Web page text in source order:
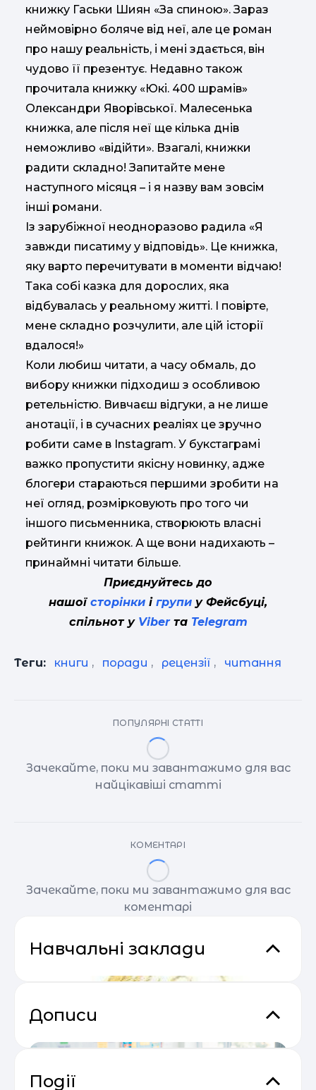
книжку Гаськи Шиян «За спиною». Зараз
неймовірно боляче від неї, але це роман
про нашу реальність, і мені здається, він
чудово її презентує. Недавно також
прочитала книжку «Юкі. 400 шрамів»
Олександри Яворівської. Малесенька
книжка, але після неї ще кілька днів
неможливо «відійти». Взагалі, книжки
радити складно! Запитайте мене
наступного місяця – і я назву вам зовсім
інші романи.
Із зарубіжної неодноразово радила «Я
завжди писатиму у відповідь». Це книжка,
яку варто перечитувати в моменти відчаю!
Така собі казка для дорослих, яка
відбувалась у реальному житті. І повірте,
мене складно розчулити, але цій історії
вдалося!»
Коли любиш читати, а часу обмаль, до
вибору книжки підходиш з особливою
ретельністю. Вивчаєш відгуки, а не лише
анотації, і в сучасних реаліях це зручно
робити саме в Instagram. У букстаграмі
важко пропустити якісну новинку, адже
блогери стараються першими зробити на
неї огляд, розмірковують про того чи
іншого письменника, створюють власні
рейтинги книжок. А ще вони надихають –
принаймні читати більше.
Приєднуйтесь до
нашої сторінки і групи у Фейсбуці,
спільнот у Viberта Telegram
Теги: книги , поради , рецензії , читання
ПОПУЛЯРНІ СТАТТІ
Зачекайте, поки ми завантажимо для вас
найцікавіші статті
КОМЕНТАРІ
Зачекайте, поки ми завантажимо для вас
коментарі
Навчальні заклади
Дописи
Події